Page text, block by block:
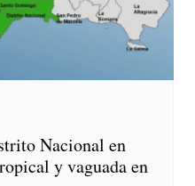
Nacional en
y vaguada en